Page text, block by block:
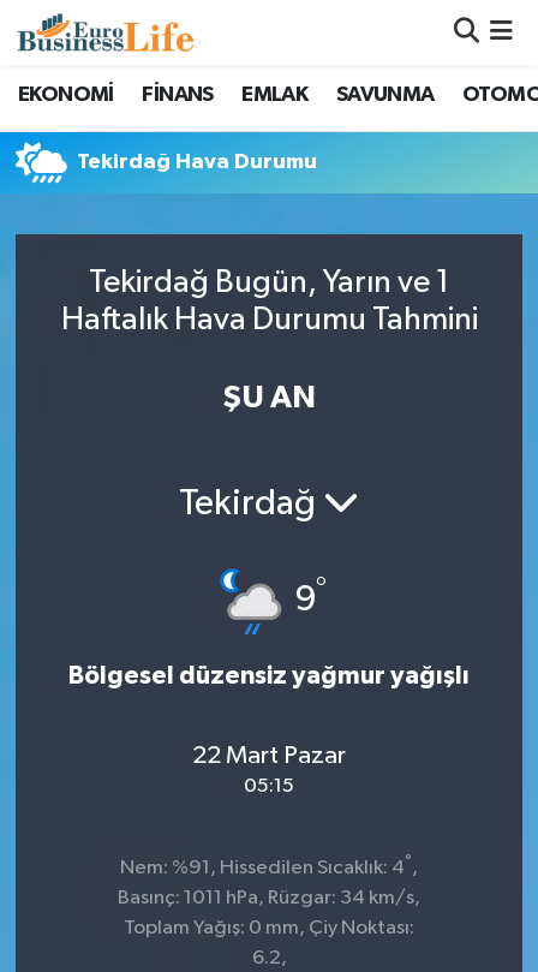
EKONOMİ FİNANS EMLAK SAVUNMA
Tekirdağ Hava Durumu
Tekirdağ Bugün, Yarın ve 1
Haftalık Hava Durumu Tahmini
ŞU AN
Tekirdağ
9°
Bölgesel düzensiz yağmur yağışlı
22 Mart Pazar
05:15
Nem: %91, Hissedilen Sıcaklık: 4° ,
Basınç: 1011 hPa, Rüzgar: 34 km/s,
Toplam Yağış: 0 mm, Çiy Noktası:
6.2,
Nöbetçi Eczaneler
Hava Durumu
Trafik Durumu
Süper Lig Puan Durumu ve Fikstür